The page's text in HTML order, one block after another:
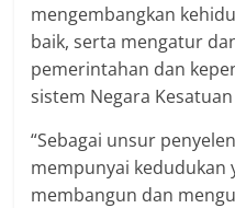
mengembangkan
baik, serta mengatur
pemerintahan dan
sistem Negara
“Sebagai unsur
mempunyai kedudukan
membangun dan